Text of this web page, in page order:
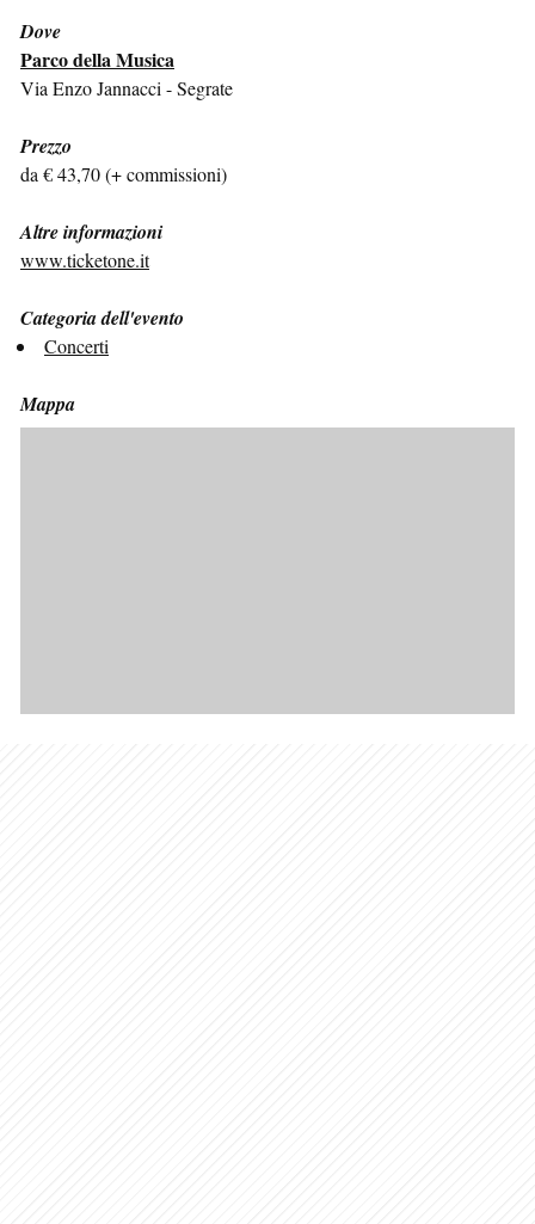
Dove
Parco della Musica
Via Enzo Jannacci - Segrate
Prezzo
da € 43,70 (+ commissioni)
Altre informazioni
www.ticketone.it
Categoria dell'evento
Concerti
Mappa